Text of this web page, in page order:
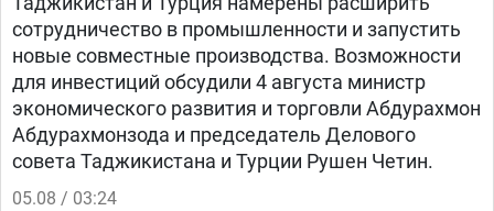
сотрудничество в промышленности и запустить
новые совместные производства. Возможности
для инвестиций обсудили 4 августа министр
экономического развития и торговли Абдурахмон
Абдурахмонзода и председатель Делового
совета Таджикистана и Турции Рушен Четин.
05.08 / 03:24